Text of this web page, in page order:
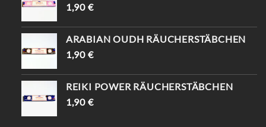
1,90 €
ARABIAN OUDH RÄUCHERSTÄBCHEN
1,90 €
REIKI POWER RÄUCHERSTÄBCHEN
1,90 €